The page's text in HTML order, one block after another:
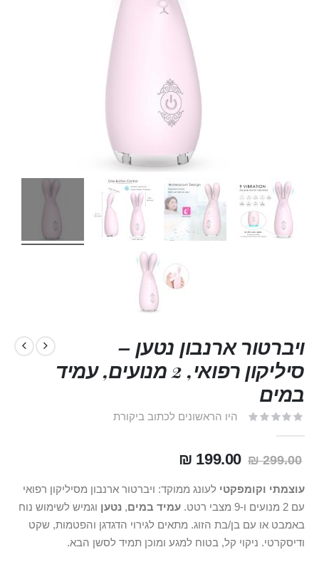
ויברטור ארנבון נטען –
סיליקון רפואי, 2 מנועים, עמיד
במים
היו הראשונים לכתוב ביקורת
299.00 ₪
199.00 ₪
עוצמתי וקומפקטי לעונג ממוקד: ויברטור ארנבון מסיליקון רפואי
עם 2 מנועים ו-9 מצבי רטט.
עמיד במים, נטען וגמיש לשימוש נוח
באמבט או עם בן/בת הזוג. מתאים לגירוי הדגדגן והפטמות, שקט
ודיסקרטי. ניקוי קל, בטוח למגע ומוכן תמיד לסשן הבא.